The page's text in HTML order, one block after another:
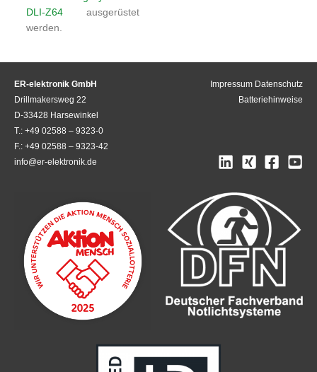
DLI-Z64 ausgerüstet
werden.
ER-elektronik GmbH
Drillmakersweg 22
D-33428 Harsewinkel
T.: +49 02588 – 9323-0
F.: +49 02588 – 9323-42
info@er-elektronik.de
Impressum Datenschutz
Batteriehinweise